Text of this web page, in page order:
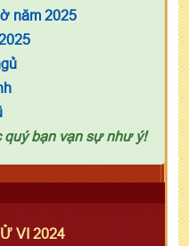
năm 2025
quý bạn vạn sự như ý!
VI 2024